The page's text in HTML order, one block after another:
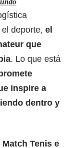
deporte, el
que
. Lo que está
inspire a
dentro y
Match Tenis e